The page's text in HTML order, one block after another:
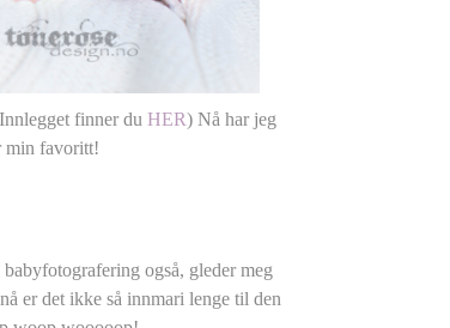
finner du HER) Nå har jeg
min favoritt!
også, gleder meg
er det ikke så innmari lenge til den